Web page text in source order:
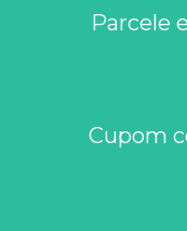
Parcele
Cupom